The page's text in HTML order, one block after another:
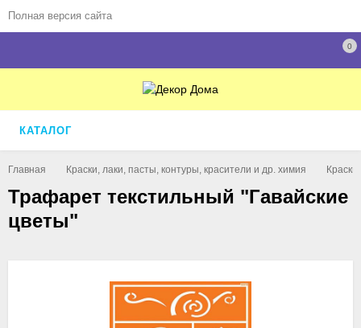
Полная версия сайта
0
КАТАЛОГ
Главная Краски, лаки, пасты, контуры, красители и др. химия
Трафарет текстильный "Гавайские
цветы"